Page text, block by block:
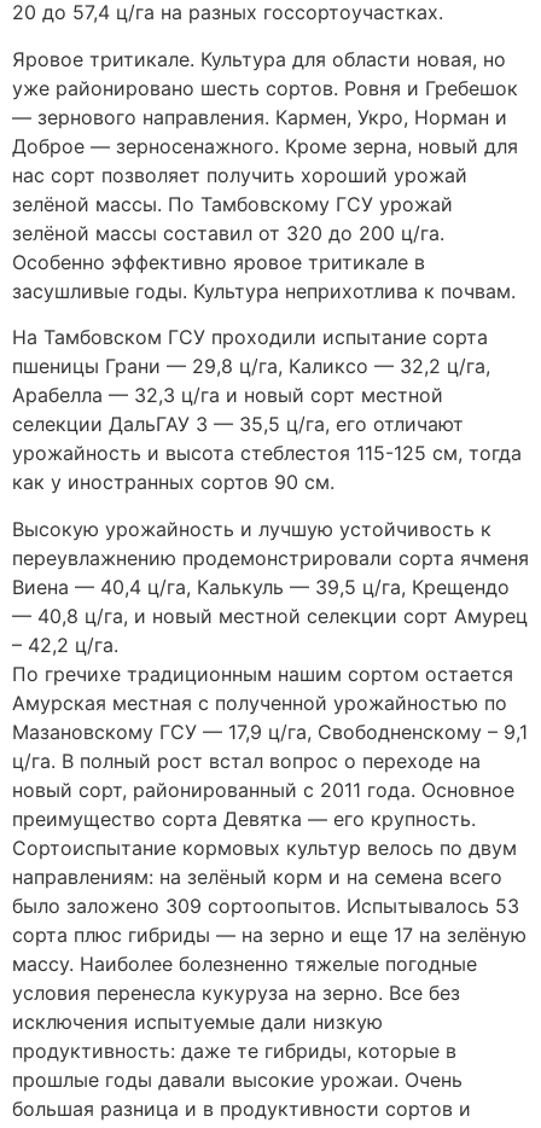
20 до 57,4 ц/га на разных госсортоучастках.
Яровое тритикале. Культура для области новая, но
уже районировано шесть сортов. Ровня и Гребешок
— зернового направления. Кармен, Укро, Норман и
Доброе — зерносенажного. Кроме зерна, новый для
нас сорт позволяет получить хороший урожай
зелёной массы. По Тамбовскому ГСУ урожай
зелёной массы составил от 320 до 200 ц/га.
Особенно эффективно яровое тритикале в
засушливые годы. Культура неприхотлива к почвам.
На Тамбовском ГСУ проходили испытание сорта
пшеницы Грани — 29,8 ц/га, Каликсо — 32,2 ц/га,
Арабелла — 32,3 ц/га и новый сорт местной
селекции ДальГАУ 3 — 35,5 ц/га, его отличают
урожайность и высота стеблестоя 115-125 см, тогда
как у иностранных сортов 90 см.
Высокую урожайность и лучшую устойчивость к
переувлажнению продемонстрировали сорта ячменя
Виена — 40,4 ц/га, Калькуль — 39,5 ц/га, Крещендо
— 40,8 ц/га, и новый местной селекции сорт Амурец
– 42,2 ц/га.
По гречихе традиционным нашим сортом остается
Амурская местная с полученной урожайностью по
Мазановскому ГСУ — 17,9 ц/га, Свободненскому – 9,1
ц/га. В полный рост встал вопрос о переходе на
новый сорт, районированный с 2011 года. Основное
преимущество сорта Девятка — его крупность.
Сортоиспытание кормовых культур велось по двум
направлениям: на зелёный корм и на семена всего
было заложено 309 сортоопытов. Испытывалось 53
сорта плюс гибриды — на зерно и еще 17 на зелёную
массу. Наиболее болезненно тяжелые погодные
условия перенесла кукуруза на зерно. Все без
исключения испытуемые дали низкую
продуктивность: даже те гибриды, которые в
прошлые годы давали высокие урожаи. Очень
большая разница и в продуктивности сортов и